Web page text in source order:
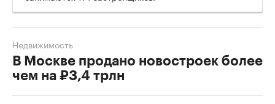
В Москве продано новостроек более
чем на ₽3,4 трлн
Недвижимость